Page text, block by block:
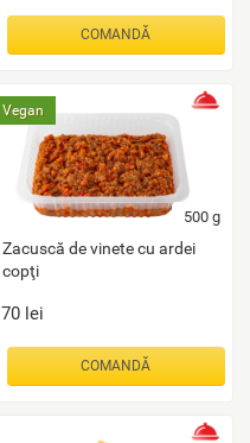
COMANDĂ
500 g
Vegan
Zacuscă de vinete cu ardei
copţi
70 lei
COMANDĂ